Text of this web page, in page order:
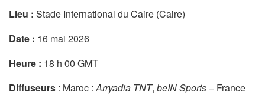
Lieu : Stade International du Caire (Caire)
Date : 16 mai 2026
Heure : 18 h 00 GMT
Diffuseurs : Maroc :Arryadia TNT, beIN Sports– France